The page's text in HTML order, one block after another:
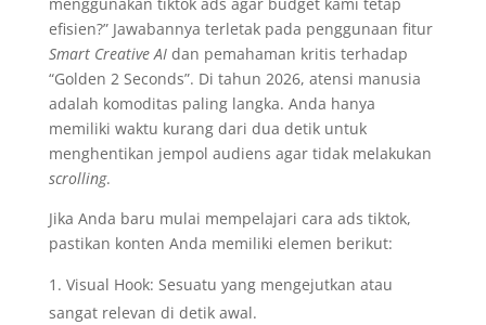
efisien?” Jawabannya terletak pada penggunaan fitur
Smart Creative AIdan pemahaman kritis terhadap
“Golden 2 Seconds”. Di tahun 2026, atensi manusia
adalah komoditas paling langka. Anda hanya
memiliki waktu kurang dari dua detik untuk
menghentikan jempol audiens agar tidak melakukan
scrolling.
Jika Anda baru mulai mempelajari cara ads tiktok,
pastikan konten Anda memiliki elemen berikut:
Visual Hook: Sesuatu yang mengejutkan atau
sangat relevan di detik awal.